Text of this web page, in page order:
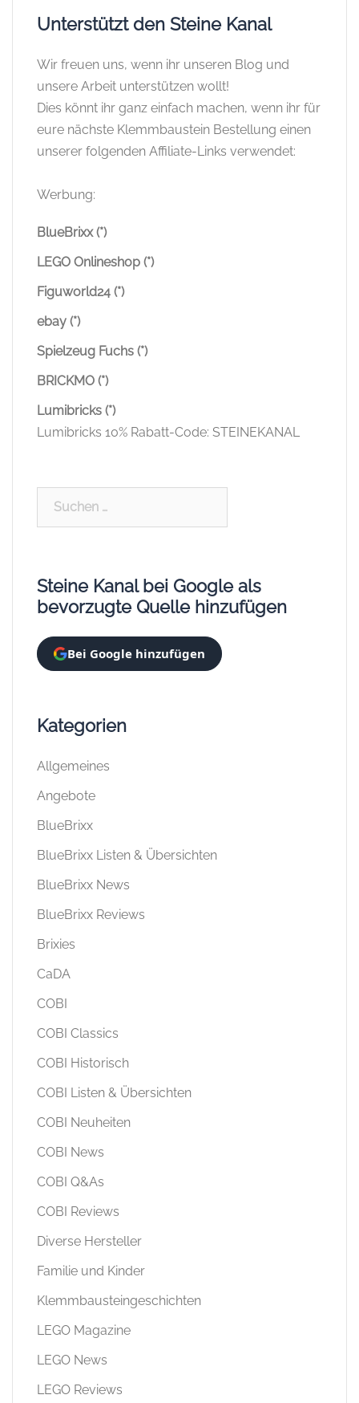
Unterstützt den Steine Kanal
Wir freuen uns, wenn ihr unseren Blog und
unsere Arbeit unterstützen wollt!
Dies könnt ihr ganz einfach machen, wenn ihr für
eure nächste Klemmbaustein Bestellung einen
unserer folgenden Affiliate-Links verwendet:
Werbung:
BlueBrixx (*)
LEGO Onlineshop (*)
Figuworld24 (*)
ebay (*)
Spielzeug Fuchs (*)
BRICKMO (*)
Lumibricks (*)
Lumibricks 10% Rabatt-Code: STEINEKANAL
Steine Kanal bei Google als
bevorzugte Quelle hinzufügen
Bei Google hinzufügen
Kategorien
Allgemeines
Angebote
BlueBrixx
BlueBrixx Listen & Übersichten
BlueBrixx News
BlueBrixx Reviews
Brixies
CaDA
COBI
COBI Classics
COBI Historisch
COBI Listen & Übersichten
COBI Neuheiten
COBI News
COBI Q&As
COBI Reviews
Diverse Hersteller
Familie und Kinder
Klemmbausteingeschichten
LEGO Magazine
LEGO News
LEGO Reviews